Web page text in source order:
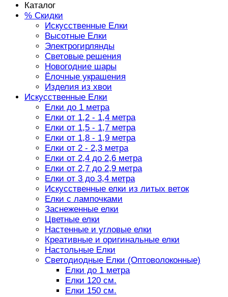
Каталог
% Скидки
Искусственные Елки
Высотные Елки
Электрогирлянды
Световые решения
Новогодние шары
Ёлочные украшения
Изделия из хвои
Искусственные Елки
Елки до 1 метра
Елки от 1,2 - 1,4 метра
Елки от 1,5 - 1,7 метра
Елки от 1,8 - 1,9 метра
Елки от 2 - 2,3 метра
Елки от 2,4 до 2,6 метра
Елки от 2,7 до 2,9 метра
Елки от 3 до 3,4 метра
Искусственные елки из литых веток
Елки с лампочками
Заснеженные елки
Цветные елки
Настенные и угловые елки
Креативные и оригинальные елки
Настольные Елки
Светодиодные Елки (Оптоволоконные)
Елки до 1 метра
Елки 120 см.
Елки 150 см.